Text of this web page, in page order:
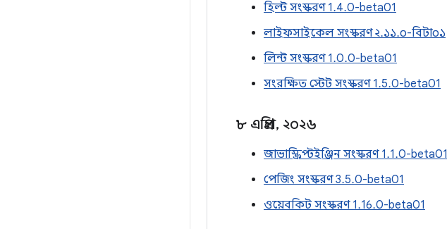
হিল্ট সংস্করণ 1.4.0-beta01
লাইফসাইকেল সংস্করণ ২.১১.০-বিটা০১
লিন্ট সংস্করণ 1.0.0-beta01
সংরক্ষিত স্টেট সংস্করণ 1.5.0-beta01
৮ এপ্রিল, ২০২৬
জাভাস্ক্রিপ্টইঞ্জিন সংস্করণ 1.1.0-beta01
পেজিং সংস্করণ 3.5.0-beta01
ওয়েবকিট সংস্করণ 1.16.0-beta01